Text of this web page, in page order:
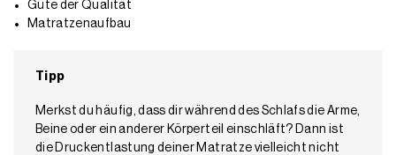
Güte der Qualität
Matratzenaufbau
Tipp
Merkst du häufig, dass dir während des Schlafs die Arme,
Beine oder ein anderer Körperteil einschläft? Dann ist
die Druckentlastung deiner Matratze vielleicht nicht